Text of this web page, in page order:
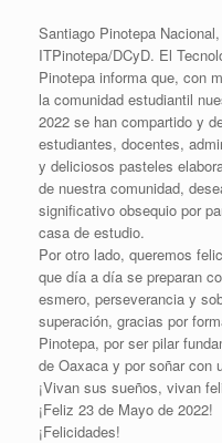
Santiago Pinotepa
ITPinotepa/DCyD. El
Pinotepa informa que, con
la comunidad estudiantil
2022 se han compartido y
estudiantes, docentes,
y deliciosos pasteles
de nuestra comunidad,
significativo obsequio por
casa de estudio.
Por otro lado, queremos
que día a día se preparan
esmero, perseverancia y
superación, gracias por
Pinotepa, por ser pilar
de Oaxaca y por soñar con
¡Vivan sus sueños, vivan
¡Feliz 23 de Mayo de 2022!
¡Felicidades!